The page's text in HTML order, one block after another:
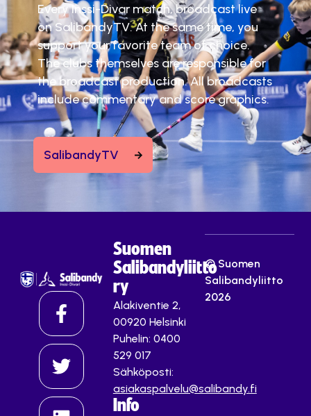
Every Inssi-Divar match, broadcast live
on SalibandyTV. At the same time, you
support your favorite team of choice.
The clubs themselves are responsible for
the broadcast production. All broadcasts
include commentary and score graphics.
SalibandyTV
Suomen
Salibandyliitto
ry
Alakiventie 2,
00920 Helsinki
Puhelin: 0400
529 017
Sähköposti:
asiakaspalvelu@salibandy.fi
Info
© Suomen
Salibandyliitto
2026